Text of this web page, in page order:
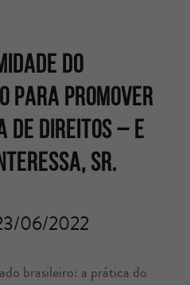
DO
PARA PROMOVER
DE DIREITOS – E
SR.
06/2022
brasileiro: a prática do